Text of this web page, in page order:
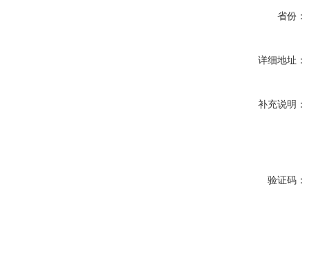
省份：
详细地址：
补充说明：
验证码：